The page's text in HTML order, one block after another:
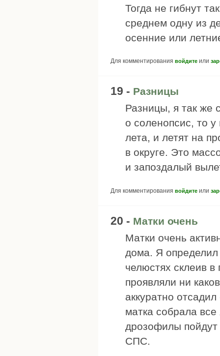
Тогда не гибнут
среднем одну из
осенние или
Для комментирования войдите или
19 - Разницы
Разницы, я так же
о соленопсис, то
лета, и летят на
в округе. Это
и запоздалый
Для комментирования войдите или
20 - Матки очень
Матки очень
дома. Я определил
челюстях склеив в
проявляли ни
аккуратно
матка собрала
дрозофилы пойдут
СПС.